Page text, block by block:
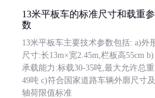
13米平板车的标准尺寸和载重参
数
13米平板车主要技术参数包括: a)外
尺寸:长13m×宽2.45m,栏板高55cm b)
承载能力:标载30-35吨,最大允许总重
49吨 c)符合国家道路车辆外廓尺寸及
轴荷限值标准